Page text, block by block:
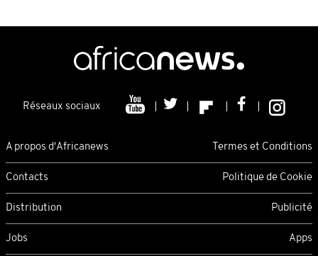
Réseaux sociaux
A propos d'Africanews Termes et Conditions
Contacts Politique de Cookie
Distribution Publicité
Jobs Apps